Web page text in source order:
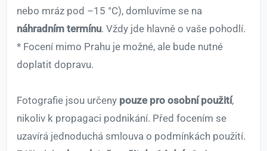
nebo mráz pod –15 °C), domluvíme se na
náhradním termínu. Vždy jde hlavně o vaše pohodlí.
* Focení mimo Prahu je možné, ale bude nutné
doplatit dopravu.
Fotografie jsou určeny pouze pro osobní použití,
nikoliv k propagaci podnikání. Před focením se
uzavírá jednoduchá smlouva o podmínkách použití.